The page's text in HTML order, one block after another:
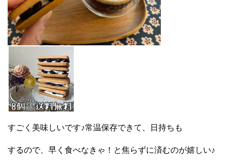
すごく美味しいです♪常温保存できて、日持ちも
するので、早く食べなきゃ！と焦らずに済むのが嬉しい♪